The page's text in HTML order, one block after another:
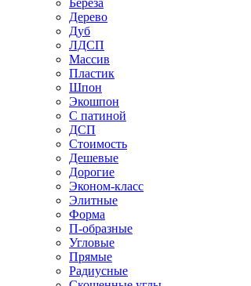
Дерево
Дуб
ЛДСП
Массив
Пластик
Шпон
Экошпон
С патиной
ДСП
Стоимость
Дешевые
Дорогие
Эконом-класс
Элитные
Форма
П-образные
Угловые
Прямые
Радиусные